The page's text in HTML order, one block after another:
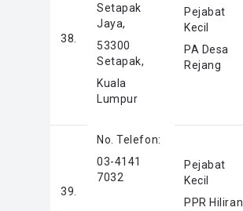
Setapak
Jaya,
53300
Setapak,
Kuala
Lumpur
No. Telefon:
03-4141
7032
38.
Pejabat
Kecil
PA Desa
Rejang
39.
Pejabat
Kecil
PPR Hiliran